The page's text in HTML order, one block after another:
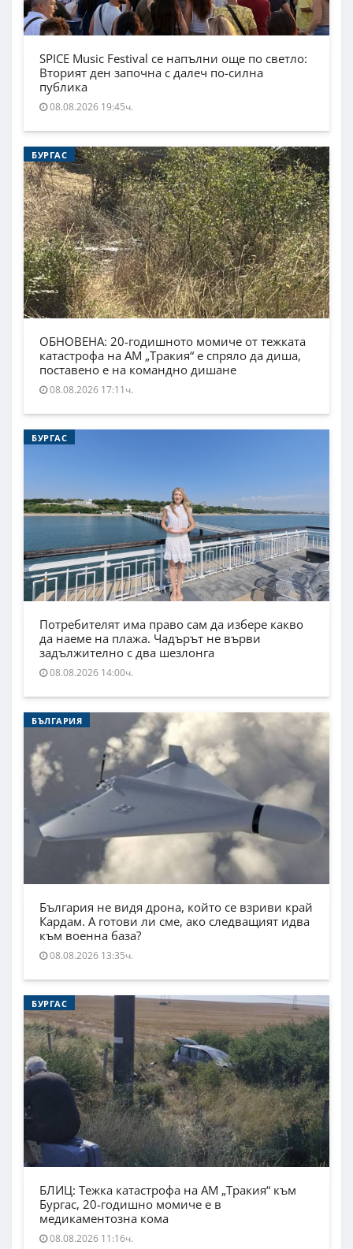
SPICE Music Festival се напълни още по светло:
Вторият ден започна с далеч по-силна
публика
08.08.2026 19:45ч.
БУРГАС
ОБНОВЕНА: 20-годишното момиче от тежката
катастрофа на АМ „Тракия“ е спряло да диша,
поставено е на командно дишане
08.08.2026 17:11ч.
БУРГАС
Потребителят има право сам да избере какво
да наеме на плажа. Чадърът не върви
задължително с два шезлонга
08.08.2026 14:00ч.
БЪЛГАРИЯ
България не видя дрона, който се взриви край
Кардам. А готови ли сме, ако следващият идва
към военна база?
08.08.2026 13:35ч.
БУРГАС
БЛИЦ: Тежка катастрофа на АМ „Тракия“ към
Бургас, 20-годишно момиче е в
медикаментозна кома
08.08.2026 11:16ч.